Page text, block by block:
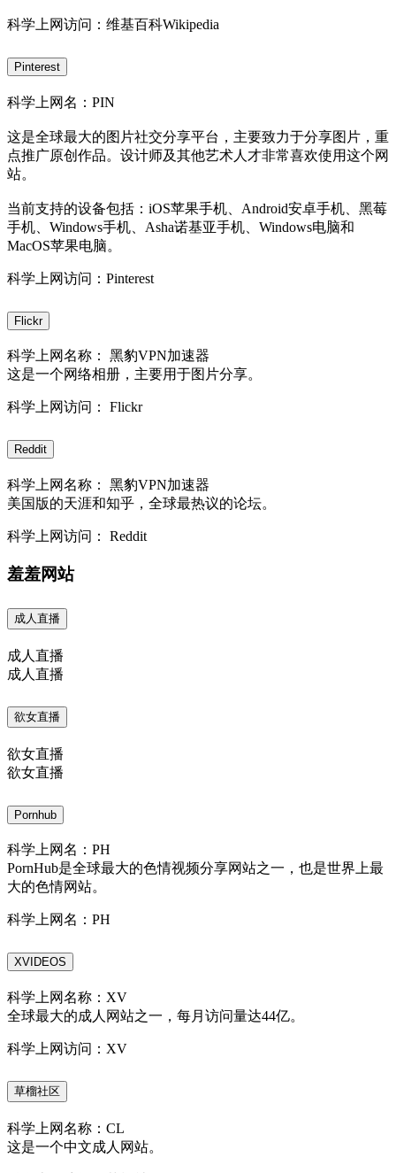
科学上网访问：维基百科Wikipedia
Pinterest
科学上网名：PIN
这是全球最大的图片社交分享平台，主要致力于分享图片，重
点推广原创作品。设计师及其他艺术人才非常喜欢使用这个网
站。
当前支持的设备包括：iOS苹果手机、Android安卓手机、黑莓
手机、Windows手机、Asha诺基亚手机、Windows电脑和
MacOS苹果电脑。
科学上网访问：Pinterest
Flickr
科学上网名称： 黑豹VPN加速器
这是一个网络相册，主要用于图片分享。
科学上网访问： Flickr
Reddit
科学上网名称： 黑豹VPN加速器
美国版的天涯和知乎，全球最热议的论坛。
科学上网访问： Reddit
羞羞网站
成人直播
成人直播
成人直播
欲女直播
欲女直播
欲女直播
Pornhub
科学上网名：PH
PornHub是全球最大的色情视频分享网站之一，也是世界上最
大的色情网站。
科学上网名：PH
XVIDEOS
科学上网名称：XV
全球最大的成人网站之一，每月访问量达44亿。
科学上网访问：XV
草榴社区
科学上网名称：CL
这是一个中文成人网站。